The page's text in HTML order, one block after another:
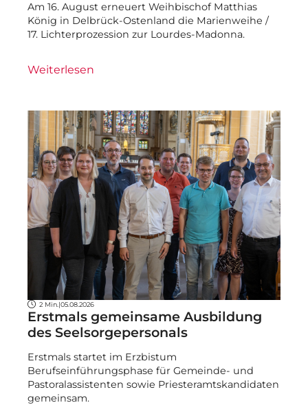
Am 16. August erneuert Weihbischof Matthias
König in Delbrück-Ostenland die Marienweihe /
17. Lichterprozession zur Lourdes-Madonna.
Weiterlesen
2 Min. |05.08.2026
Erstmals gemeinsame Ausbildung
des Seelsorgepersonals
Erstmals startet im Erzbistum
Berufseinführungsphase für Gemeinde- und
Pastoralassistenten sowie Priesteramtskandidaten
gemeinsam.